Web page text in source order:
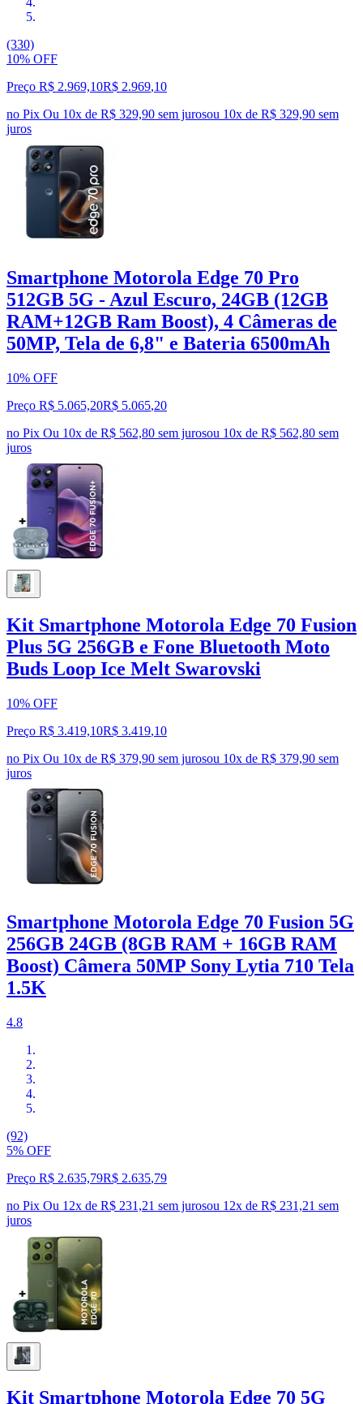
(330)
10% OFF
Preço R$ 2.969,10R$ 2.969,10
no Pix Ou 10x de R$ 329,90 sem jurosou 10x de R$ 329,90 sem
juros
Smartphone Motorola Edge 70 Pro
512GB 5G - Azul Escuro, 24GB (12GB
RAM+12GB Ram Boost), 4 Câmeras de
50MP, Tela de 6,8" e Bateria 6500mAh
10% OFF
Preço R$ 5.065,20R$ 5.065,20
no Pix Ou 10x de R$ 562,80 sem jurosou 10x de R$ 562,80 sem
juros
Kit Smartphone Motorola Edge 70 Fusion
Plus 5G 256GB e Fone Bluetooth Moto
Buds Loop Ice Melt Swarovski
10% OFF
Preço R$ 3.419,10R$ 3.419,10
no Pix Ou 10x de R$ 379,90 sem jurosou 10x de R$ 379,90 sem
juros
Smartphone Motorola Edge 70 Fusion 5G
256GB 24GB (8GB RAM + 16GB RAM
Boost) Câmera 50MP Sony Lytia 710 Tela
1.5K
4.8
(92)
5% OFF
Preço R$ 2.635,79R$ 2.635,79
no Pix Ou 12x de R$ 231,21 sem jurosou 12x de R$ 231,21 sem
juros
Kit Smartphone Motorola Edge 70 5G